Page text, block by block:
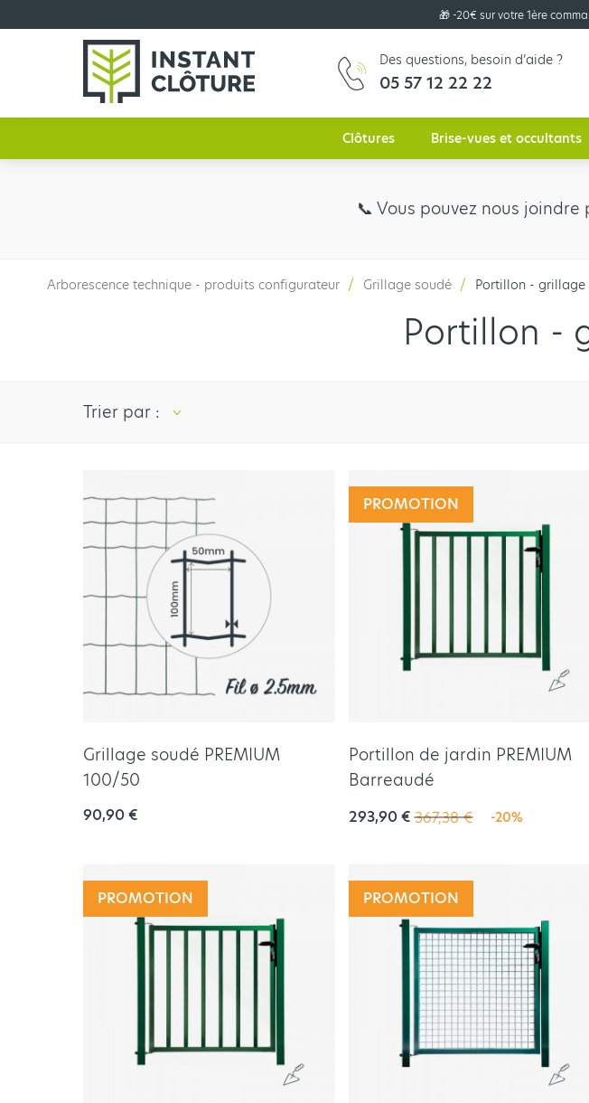
🎁 -20€ sur votre 1ère
Des questions, besoin d’aide ?
05 57 12 22 22
Clôtures Brise-vues et occultants
📞​ Vous pouvez nous joindre
Arborescence technique - produits configurateur Grillage soudé Portillon - grillage
Portillon -
Trier par :
Grillage soudé PREMIUM
100/50
90,90 €
PROMOTION
Portillon de jardin PREMIUM
Barreaudé
293,90 € 367,38 € -20%
PROMOTION PROMOTION